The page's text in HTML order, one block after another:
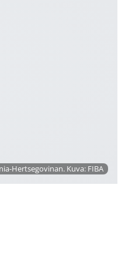
Hertsegovinan. Kuva: FIBA